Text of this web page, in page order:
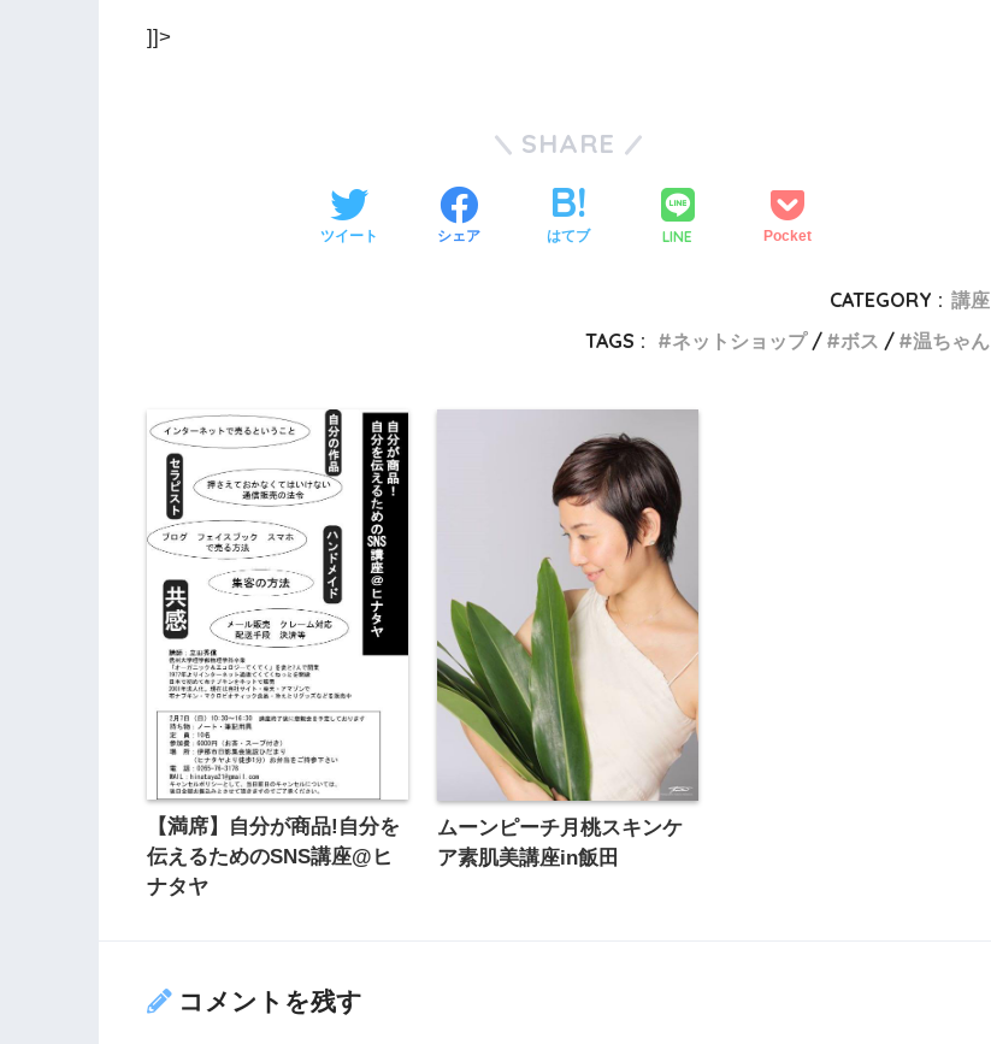
]]>
SHARE
ツイート シェア はてブ LINE Pocket
CATEGORY : 講座
TAGS :
ネットショップ ボス 温ちゃん
【満席】自分が商品!自分を
伝えるためのSNS講座@ヒ
ナタヤ
ムーンピーチ月桃スキンケ
ア素肌美講座in飯田
コメントを残す